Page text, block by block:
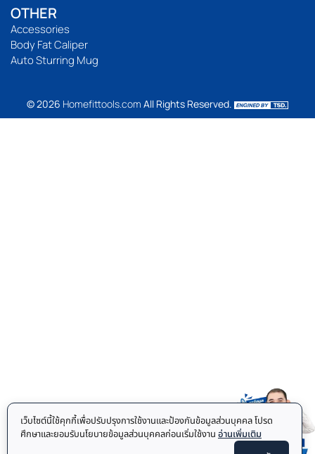
OTHER
Accessories
Body Fat Caliper
Auto Sturring Mug
© 2026 Homefittools.com All Rights Reserved.
เว็บไซต์นี้ใช้คุกกี้เพื่อปรับปรุงการใช้งานและป้องกันข้อมูลส่วนบุคคล โปรด
ศึกษาและยอมรับนโยบายข้อมูลส่วนบุคคลก่อนเริ่มใช้งาน อ่านเพิ่มเติม